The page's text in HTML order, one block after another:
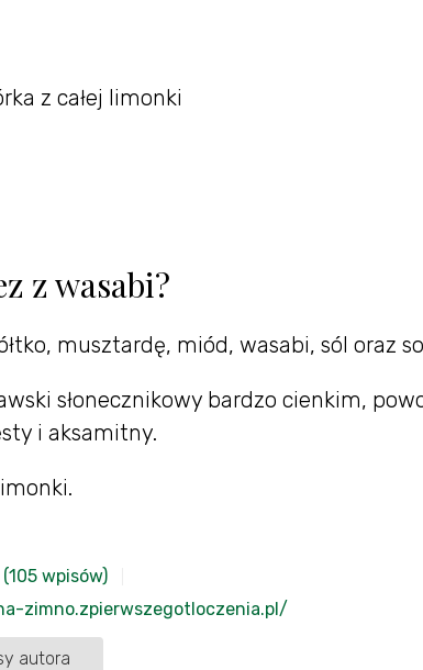
z całej limonki
z wasabi?
musztardę, miód, wasabi, sól oraz
słonecznikowy bardzo cienkim,
i aksamitny.
(105 wpisów)
zimno.zpierwszegotloczenia.pl/
autora